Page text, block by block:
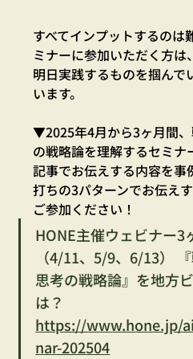
すべてインプットするのは
ミナーに参加いただく方
明日実践するものを掴んで
います。
▼2025年4月から3ヶ月間
の戦略論を理解するセミナ
記事でお伝えする内容を事
打ちの3パターンでお伝え
ご参加ください！
HONE主催ウェビナー3
（4/11、5/9、6/13）
思考の戦略論』を地方
は？
https://www.hone.jp/
nar-202504